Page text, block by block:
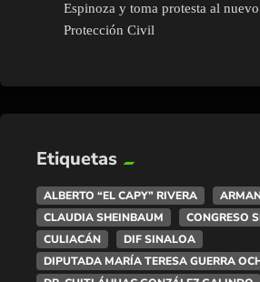
Espinoza y toma protesta al
Protección Civil
Etiquetas
ALBERTO “EL CAPY” RIVERA
CLAUDIA SHEINBAUM
CONGRESO
CULIACÁN
DIF SINALOA
DIPUTADA MARÍA TERESA GUERRA